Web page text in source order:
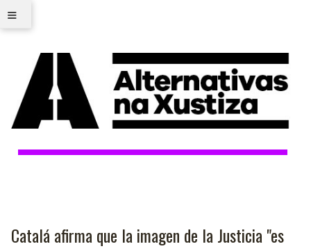
≡
Catalá afirma que la imagen de la Justicia "es